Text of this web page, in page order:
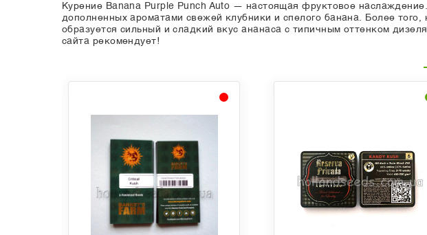
Курение Banana Purple Punch Auto — настоящая фруктовое
дополненных ароматами свежей клубники и спелого банана. Более
образуется сильный и сладкий вкус ананаса с типичным оттенком
сайта рекомендует!